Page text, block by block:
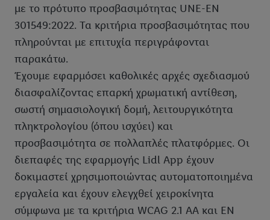
με το πρότυπο προσβασιμότητας UNE-EN
301549:2022. Τα κριτήρια προσβασιμότητας που
πληρούνται με επιτυχία περιγράφονται
παρακάτω.
Έχουμε εφαρμόσει καθολικές αρχές σχεδιασμού
διασφαλίζοντας επαρκή χρωματική αντίθεση,
σωστή σημασιολογική δομή, λειτουργικότητα
πληκτρολογίου (όπου ισχύει) και
προσβασιμότητα σε πολλαπλές πλατφόρμες. Οι
διεπαφές της εφαρμογής Lidl App έχουν
δοκιμαστεί χρησιμοποιώντας αυτοματοποιημένα
εργαλεία και έχουν ελεγχθεί χειροκίνητα
σύμφωνα με τα κριτήρια WCAG 2.1 AA και EN